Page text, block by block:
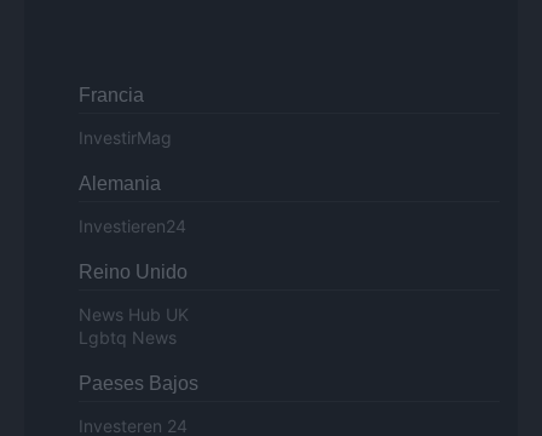
Francia
InvestirMag
Alemania
Investieren24
Reino Unido
News Hub UK
Lgbtq News
Paeses Bajos
Investeren 24